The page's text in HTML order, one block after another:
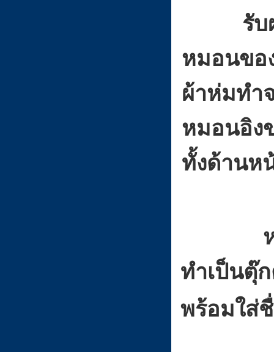
รั
หมอนขอ
ผ้าห่มทำ
หมอนอิง
ทั้งด้านห
หมอนอิ
ทำเป็นตุ๊
พร้อมใส่